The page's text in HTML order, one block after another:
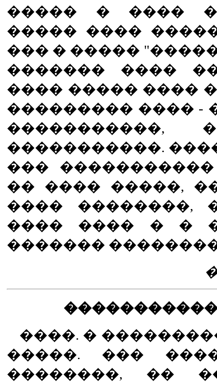
����� � ����
����� ����
��� � �����
������� ����
���� ����� ����
��������� ���� -
�����������.
���
�� ���� �����,
���� ��������,
���� ���� � �
�������
����. �
�����. ���
��������, ��